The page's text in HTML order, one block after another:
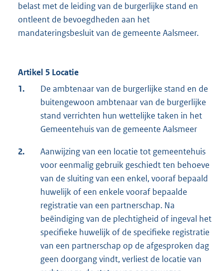
belast met de leiding van de burgerlijke stand en
ontleent de bevoegdheden aan het
mandateringsbesluit van de gemeente Aalsmeer.
Artikel 5 Locatie
1.
De ambtenaar van de burgerlijke stand en de
buitengewoon ambtenaar van de burgerlijke
stand verrichten hun wettelijke taken in het
Gemeentehuis van de gemeente Aalsmeer
2.
Aanwijzing van een locatie tot gemeentehuis
voor eenmalig gebruik geschiedt ten behoeve
van de sluiting van een enkel, vooraf bepaald
huwelijk of een enkele vooraf bepaalde
registratie van een partnerschap. Na
beëindiging van de plechtigheid of ingeval het
specifieke huwelijk of de specifieke registratie
van een partnerschap op de afgesproken dag
geen doorgang vindt, verliest de locatie van